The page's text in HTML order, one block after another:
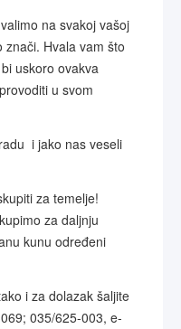
na svakoj vašoj
znači. Hvala vam što
uskoro ovakva
u svom
i jako nas veseli
za temelje!
za daljnju
kunu određeni
i za dolazak šaljite
035/625-003, e-